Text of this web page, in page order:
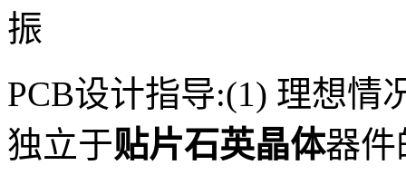
振
PCB设计指导:(1) 理想情
独立于贴片石英晶体器件